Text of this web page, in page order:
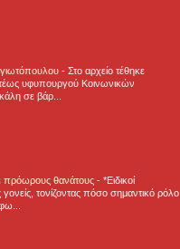
- Στο αρχείο τέθηκε
υφυπουργού Κοινωνικών
σε βάρ...
πρόωρους θανάτους - *Ειδικοί
τονίζοντας πόσο σημαντικό ρόλο